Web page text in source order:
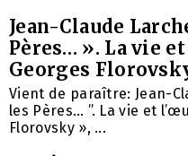
Jean-Claude
Pères… ». La vie
Georges
Vient de paraître: Jean-
les Pères… ”. La vie et
Florovsky », ...